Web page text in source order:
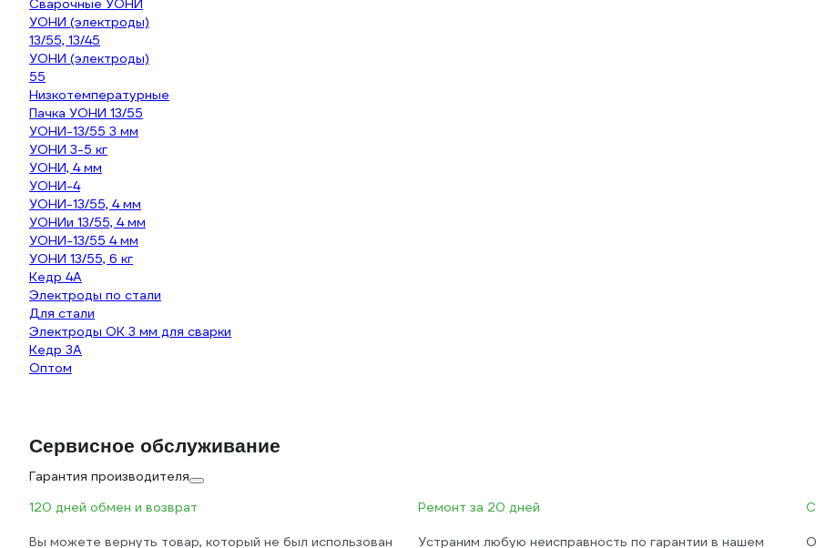
Сварочные УОНИ
УОНИ (электроды)
13/55, 13/45
УОНИ (электроды)
55
Низкотемпературные
Пачка УОНИ 13/55
УОНИ-13/55 3 мм
УОНИ 3-5 кг
УОНИ, 4 мм
УОНИ-4
УОНИ-13/55, 4 мм
УОНИи 13/55, 4 мм
УОНИ-13/55 4 мм
УОНИ 13/55, 6 кг
Кедр 4А
Электроды по стали
Для стали
Электроды ОК 3 мм для сварки
Кедр 3А
Оптом
Сервисное обслуживание
Гарантия производителя
120 дней обмен и возврат
Вы можете вернуть товар, который не был использован
Ремонт за 20 дней
Устраним любую неисправность по гарантии в нашем